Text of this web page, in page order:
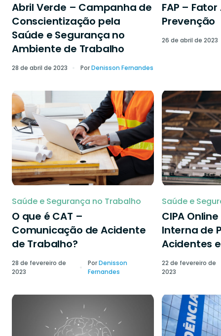
Abril Verde – Campanha de
Conscientização pela
Saúde e Segurança no
Ambiente de Trabalho
28 de abril de 2023 PorDenisson Fernandes
FAP –
Prevenção
26 de abril de 2023
Saúde e Segurança no Trabalho
O que é CAT –
Comunicação de Acidente
de Trabalho?
28 de fevereiro de
2023
PorDenisson
Fernandes
Saúde e
CIPA
Interna de
Acidentes
22 de fevereiro de
2023